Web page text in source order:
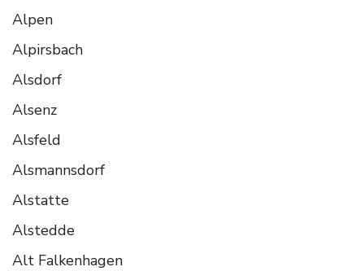
Alpen
Alpirsbach
Alsdorf
Alsenz
Alsfeld
Alsmannsdorf
Alstatte
Alstedde
Alt Falkenhagen